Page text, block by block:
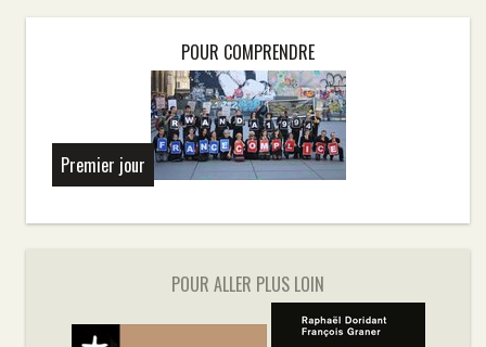
POUR COMPRENDRE
Premier jour
POUR ALLER PLUS LOIN